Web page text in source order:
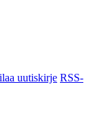
uutiskirje RSS-